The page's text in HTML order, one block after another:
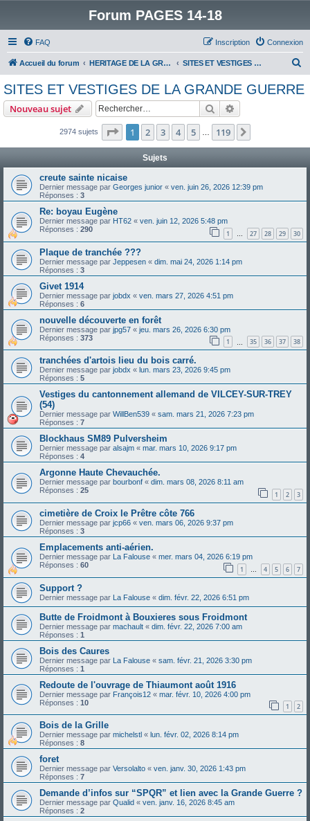
Forum PAGES 14-18
FAQ Connexion
Inscription
Accueil du forum HERITAGE DE LA GRANDE GUERRE : SITES ET VESTIGES DE LA GRANDE GUERRE
c
SITES ET VESTIGES DE LA GRANDE GUERRE
Nouveau sujet Rechercher
2974 sujets Page 1sur119
1 2 3 4 5 119
Sujets
creute sainte nicaise
Dernier message par Georges junior « ven. juin 26, 2026 12:39 pm
Réponses : 3
Re: boyau Eugène
Dernier message par HT62 « ven. juin 12, 2026 5:48 pm
Réponses : 290 1 … 27 28 29 30
Plaque de tranchée ???
Dernier message par Jeppesen « dim. mai 24, 2026 1:14 pm
Réponses : 3
Givet 1914
Dernier message par jobdx « ven. mars 27, 2026 4:51 pm
Réponses : 6
nouvelle découverte en forêt
Dernier message par jpg57 « jeu. mars 26, 2026 6:30 pm
Réponses : 373 1 35 36 37 38
tranchées d'artois lieu du bois carré.
Dernier message par jobdx « lun. mars 23, 2026 9:45 pm
Réponses : 5
Vestiges du cantonnement allemand de VILCEY-SUR-TREY
(54)
Dernier message par WillBen539 « sam. mars 21, 2026 7:23 pm
Réponses : 7
Blockhaus SM89 Pulversheim
Dernier message par alsajm « mar. mars 10, 2026 9:17 pm
Réponses : 4
Argonne Haute Chevauchée.
Dernier message par bourbonf « dim. mars 08, 2026 8:11 am
Réponses : 25 1 2 3
cimetière de Croix le Prêtre côte 766
Dernier message par jcp66 « ven. mars 06, 2026 9:37 pm
Réponses : 3
Emplacements anti-aérien.
Dernier message par La Falouse « mer. mars 04, 2026 6:19 pm
Réponses : 60 1 … 4 5 6 7
Support ?
Dernier message par La Falouse « dim. févr. 22, 2026 6:51 pm
Butte de Froidmont à Bouxieres sous Froidmont
Dernier message par machault « dim. févr. 22, 2026 7:00 am
Réponses : 1
Bois des Caures
Dernier message par La Falouse « sam. févr. 21, 2026 3:30 pm
Réponses : 1
Redoute de l'ouvrage de Thiaumont août 1916
Dernier message par François12 « mar. févr. 10, 2026 4:00 pm
Réponses : 10 1 2
Bois de la Grille
Dernier message par michelstl « lun. févr. 02, 2026 8:14 pm
Réponses : 8
foret
Dernier message par Versolalto « ven. janv. 30, 2026 1:43 pm
Réponses : 7
Demande d’infos sur “SPQR” et lien avec la Grande Guerre ?
Dernier message par Qualid « ven. janv. 16, 2026 8:45 am
Réponses : 2